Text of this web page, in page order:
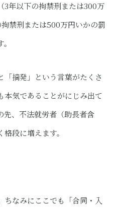
3年以下の拘禁刑または300万
禁刑または500万円いかの罰
「摘発」という言葉がたくさ
本気であることがにじみ出て
先、不法就労者（助長者含
段に増えます。
ちなみにここでも「合同・入